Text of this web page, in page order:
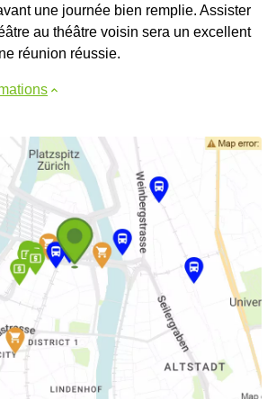
une journée bien remplie. Assister
au théâtre voisin sera un excellent
réunion réussie.